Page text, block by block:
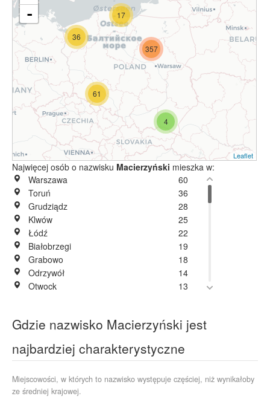
17
61
36
357
4
-
Leaflet
Najwięcej osób o nazwisku Macierzyński mieszka w:
Warszawa
60
Toruń
36
Grudziądz
28
Klwów
25
Łódź
22
Białobrzegi
19
Grabowo
18
Odrzywół
14
Otwock
13
Falęcice-Wola
9
Piekarty
8
Kwidzyn
7
Maszewo
Gdzie nazwisko Macierzyński jest
najbardziej charakterystyczne
Miejscowości, w których to nazwisko występuje częściej, niż wynikałoby
ze średniej krajowej.